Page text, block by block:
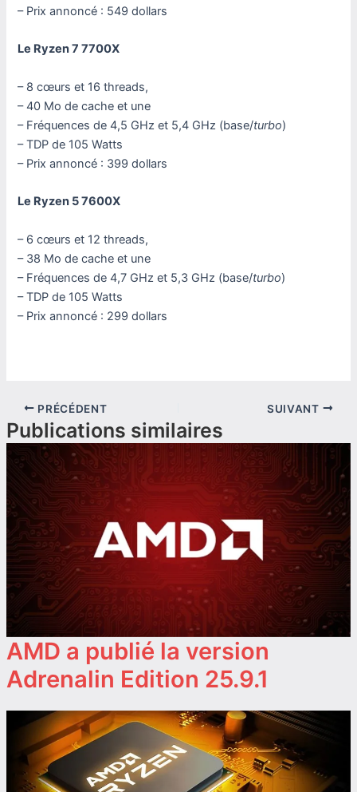
– Prix annoncé : 549 dollars
Le Ryzen 7 7700X
– 8 cœurs et 16 threads,
– 40 Mo de cache et une
– Fréquences de 4,5 GHz et 5,4 GHz (base/turbo)
– TDP de 105 Watts
– Prix annoncé : 399 dollars
Le Ryzen 5 7600X
– 6 cœurs et 12 threads,
– 38 Mo de cache et une
– Fréquences de 4,7 GHz et 5,3 GHz (base/turbo)
– TDP de 105 Watts
– Prix annoncé : 299 dollars
PRÉCÉDENT SUIVANT
Publications similaires
AMD a publié la version
Adrenalin Edition 25.9.1